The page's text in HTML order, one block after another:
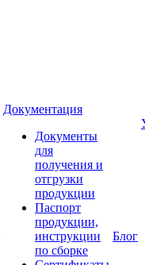
Документация
Документы
для
получения и
отгрузки
продукции
Паспорт
продукции,
инструкции
по сборке
Блог